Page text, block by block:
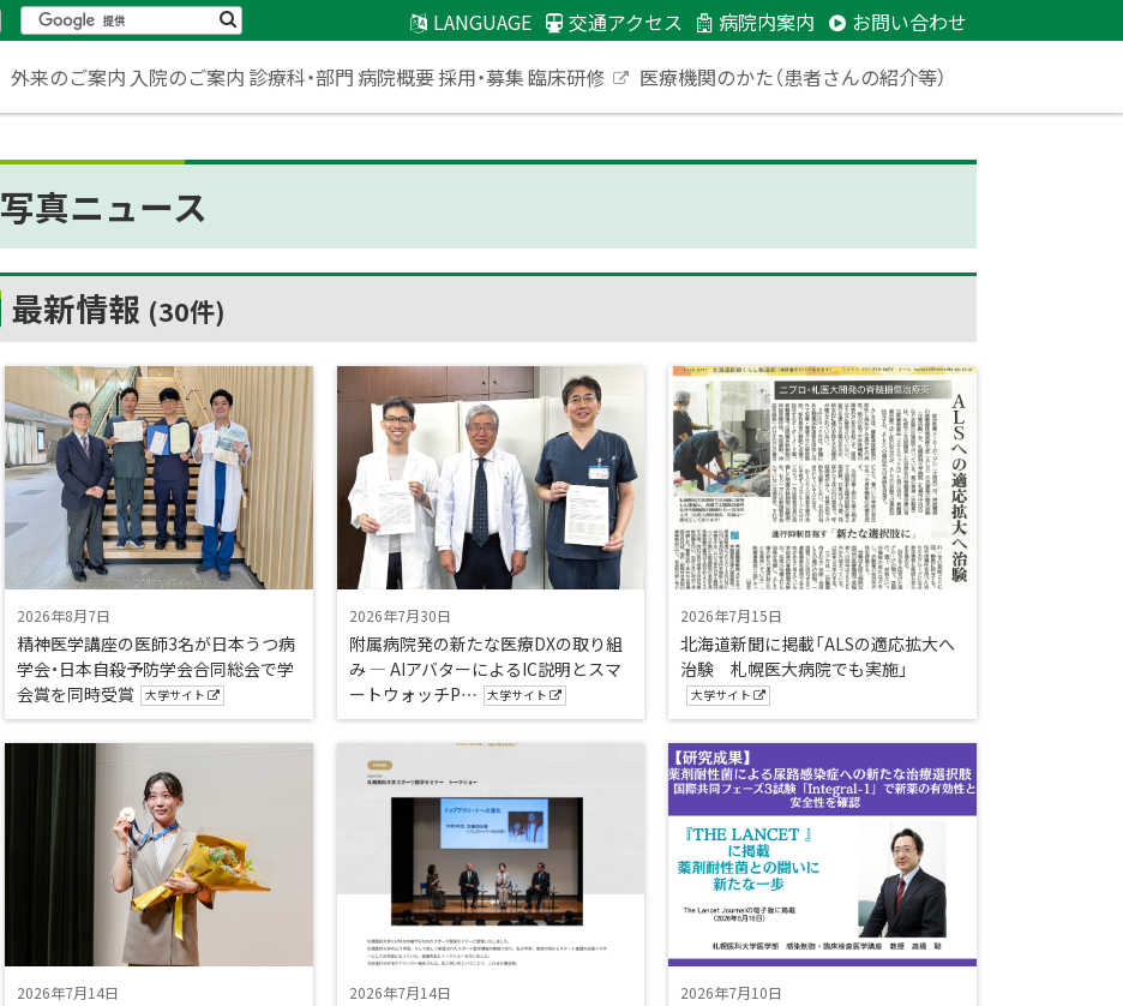
検
索
索
LANGUAGE 交通アクセス 病院内案内 お問い合わせ
メ
ニ
ュ
ー
外来のご案内 入院のご案内 診療科・部門病院概要採用・募集臨床研修
部
イ
医療機関のかた（患者さんの紹介等）
写真ニュース
最新情報 (30件)
2026年8月7日
精神医学講座の医師3名が日本うつ病
学会・日本自殺予防学会合同総会で学
会賞を同時受賞
大学サイト
2026年7月30日
附属病院発の新たな医療DXの取り組
み — AIアバターによるIC説明とスマ
ートウォッチP…
大学サイト
2026年7月15日
北海道新聞に掲載「ALSの適応拡大へ
治験 札幌医大病院でも実施」
大学サイト
2026年7月14日 2026年7月14日 2026年7月10日